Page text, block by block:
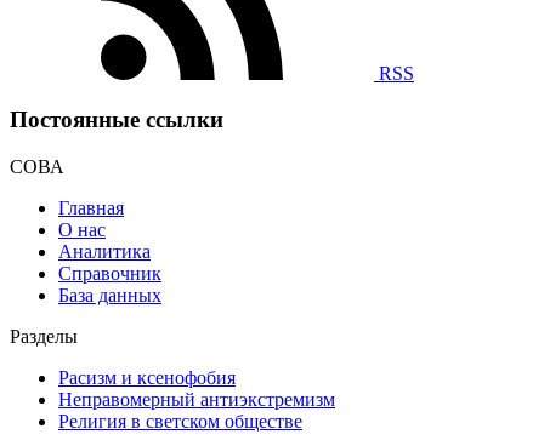
RSS
Постоянные ссылки
СОВА
Главная
О нас
Аналитика
Справочник
База данных
Разделы
Расизм и ксенофобия
Неправомерный антиэкстремизм
Религия в светском обществе